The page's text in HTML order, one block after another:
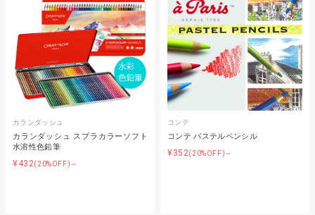
カランダッシュ
カランダッシュ スプラカラーソフト
水溶性色鉛筆
¥432(20%OFF)～
コンテ
コンテ パステルペンシル
¥352(20%OFF)～